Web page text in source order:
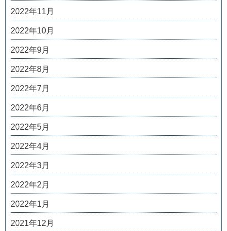
2022年11月
2022年10月
2022年9月
2022年8月
2022年7月
2022年6月
2022年5月
2022年4月
2022年3月
2022年2月
2022年1月
2021年12月